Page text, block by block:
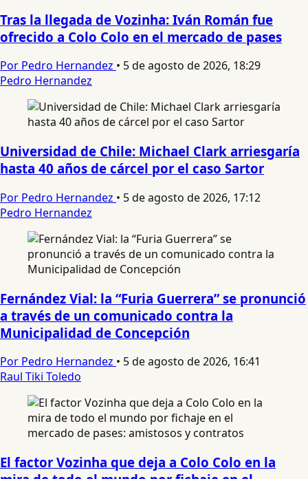
Tras la llegada de Vozinha: Iván Román fue
ofrecido a Colo Colo en el mercado de pases
Por Pedro Hernandez • 5 de agosto de 2026, 18:29
Pedro Hernandez
Universidad de Chile: Michael Clark arriesgaría
hasta 40 años de cárcel por el caso Sartor
Por Pedro Hernandez • 5 de agosto de 2026, 17:12
Pedro Hernandez
Fernández Vial: la “Furia Guerrera” se pronunció
a través de un comunicado contra la
Municipalidad de Concepción
Por Pedro Hernandez • 5 de agosto de 2026, 16:41
Raul Tiki Toledo
El factor Vozinha que deja a Colo Colo en la